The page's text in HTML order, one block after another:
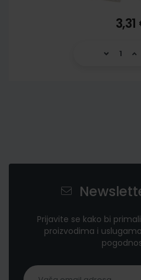
Prijavite se kako bi
proizvodima i